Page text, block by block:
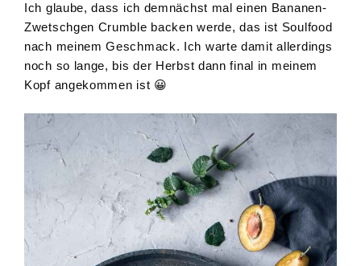
Ich glaube, dass ich demnächst mal einen Bananen-
Zwetschgen Crumble backen werde, das ist Soulfood
nach meinem Geschmack. Ich warte damit allerdings
noch so lange, bis der Herbst dann final in meinem
Kopf angekommen ist 😀